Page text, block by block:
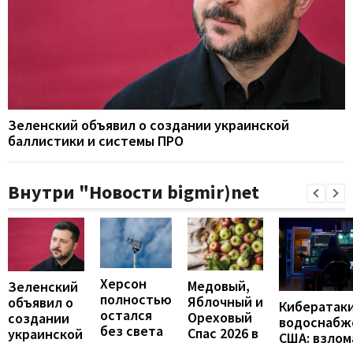
Зеленский объявил о создании украинской
баллистики и системы ПРО
Внутри "Новости bigmir)net
Зеленский
объявил о
создании
украинской
Херсон
полностью
остался
без света
Медовый,
Яблочный и
Ореховый
Спас 2026 в
США: